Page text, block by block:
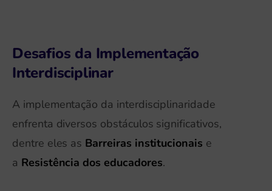
Desafios da Implementação
Interdisciplinar
A implementação da interdisciplinaridade
enfrenta diversos obstáculos significativos,
dentre eles as Barreiras institucionais e
a Resistência dos educadores.